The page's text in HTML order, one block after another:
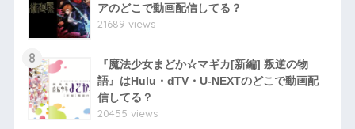
アのどこで動画配信してる？
21689 views
8
『魔法少女まどか☆マギカ[新編] 叛逆の物
語』はHulu・dTV・U-NEXTのどこで動画配
信してる？
20455 views